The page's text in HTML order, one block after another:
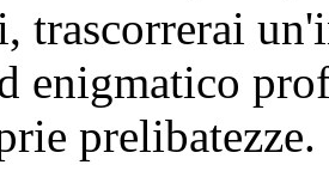
trascorrerai
enigmatico
prelibatezze.